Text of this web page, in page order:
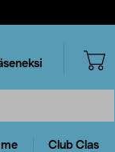
Club Clas